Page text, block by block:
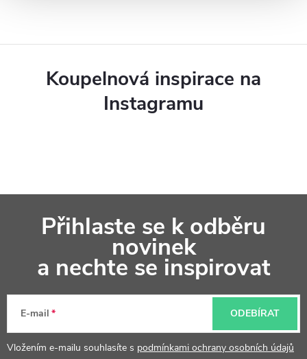
Koupelnová inspirace na
Instagramu
a
Přihlaste se k odběru
novinek
a nechte se inspirovat
E-mail
Vložením e-mailu souhlasíte s podmínkami ochrany osobních údajů
ODEBÍRAT